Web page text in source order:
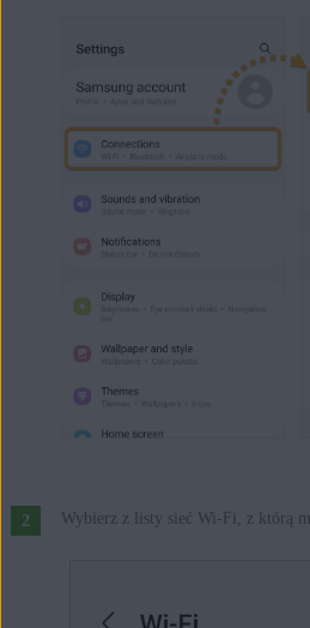
Wybierz z listy sieć Wi-Fi, z którą